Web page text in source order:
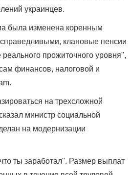
украинцев.
была изменена коренным
клановые пенсии
прожиточного уровня",
финансов, налоговой и
на трехсложной
министр социальной
на модернизации
ты заработал". Размер выплат